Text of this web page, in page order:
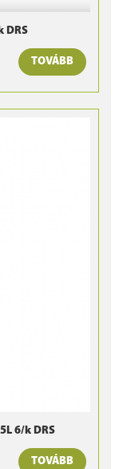
DRS
TOVÁBB
6/k DRS
TOVÁBB